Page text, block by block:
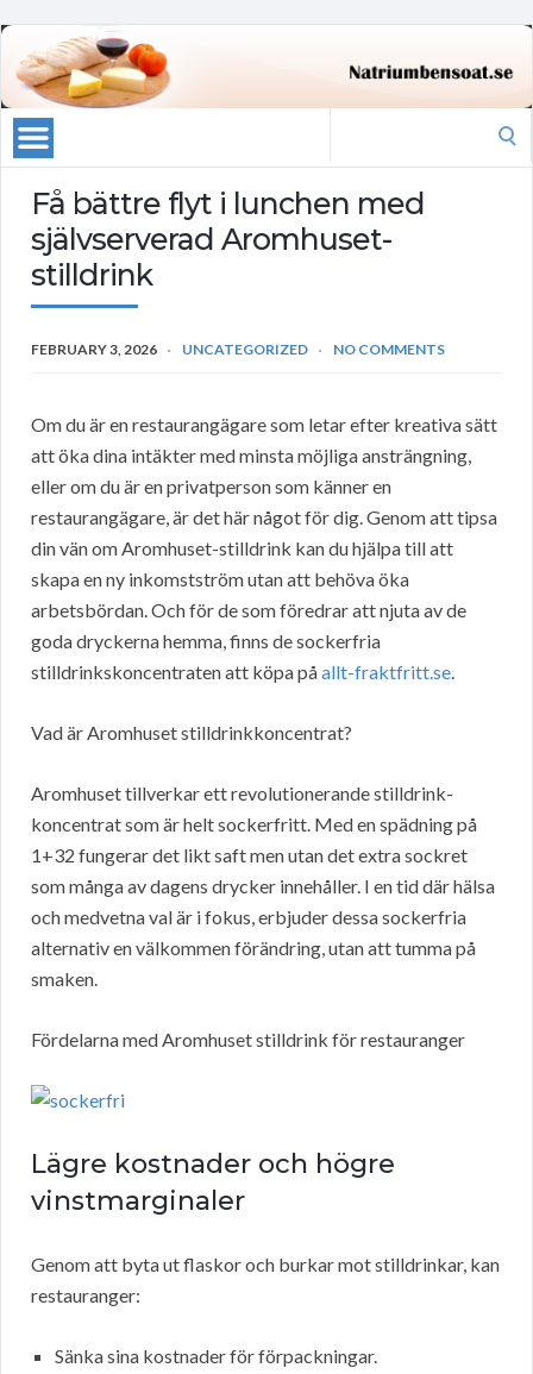
Få bättre flyt i lunchen med
självserverad Aromhuset-
stilldrink
FEBRUARY 3, 2026 UNCATEGORIZED NO COMMENTS
Om du är en restaurangägare som letar efter kreativa sätt
att öka dina intäkter med minsta möjliga ansträngning,
eller om du är en privatperson som känner en
restaurangägare, är det här något för dig. Genom att tipsa
din vän om Aromhuset-stilldrink kan du hjälpa till att
skapa en ny inkomstström utan att behöva öka
arbetsbördan. Och för de som föredrar att njuta av de
goda dryckerna hemma, finns de sockerfria
stilldrinkskoncentraten att köpa påallt-fraktfritt.se.
Vad är Aromhuset stilldrinkkoncentrat?
Aromhuset tillverkar ett revolutionerande stilldrink-
koncentrat som är helt sockerfritt. Med en spädning på
1+32 fungerar det likt saft men utan det extra sockret
som många av dagens drycker innehåller. I en tid där hälsa
och medvetna val är i fokus, erbjuder dessa sockerfria
alternativ en välkommen förändring, utan att tumma på
smaken.
Fördelarna med Aromhuset stilldrink för restauranger
Lägre kostnader och högre
vinstmarginaler
Genom att byta ut flaskor och burkar mot stilldrinkar, kan
restauranger:
Sänka sina kostnader för förpackningar.